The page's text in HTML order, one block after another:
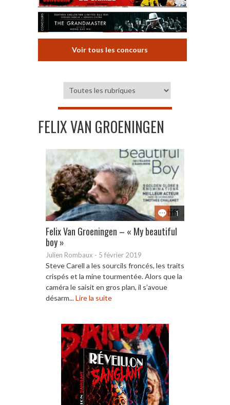
Voir tous les concours
FELIX VAN GROENINGEN
1
Felix Van Groeningen – « My beautiful
boy »
Julien Rombaux - 5 février 2019
Steve Carell a les sourcils froncés, les traits
crispés et la mine tourmentée. Alors que la
caméra le saisit en gros plan, il s’avoue
désarm...Lire la suite